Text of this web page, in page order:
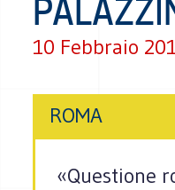
10 Febbraio
ROMA
«Questione